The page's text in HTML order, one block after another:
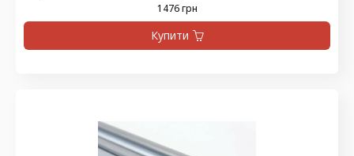
1476 грн
Купити